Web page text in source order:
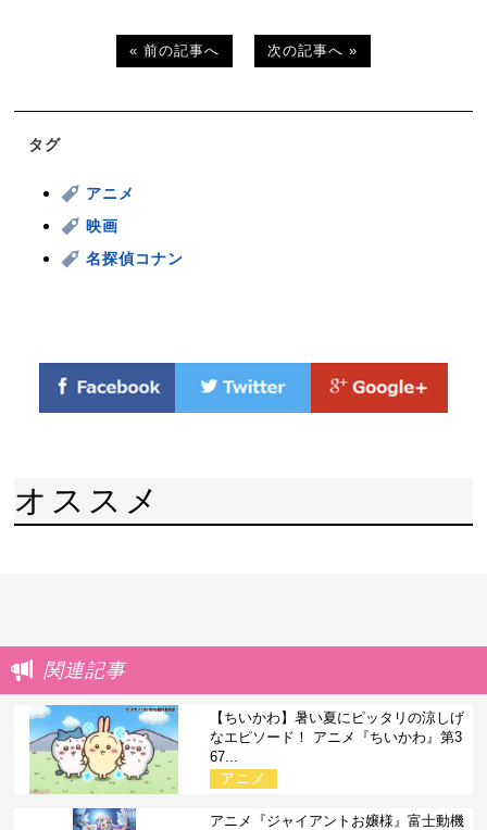
« 前の記事へ 次の記事へ »
タグ
アニメ
映画
名探偵コナン
オススメ
関連記事
【ちいかわ】暑い夏にピッタリの涼しげ
なエピソード！ アニメ『ちいかわ』第3
67...
アニメ
アニメ『ジャイアントお嬢様』富士動機